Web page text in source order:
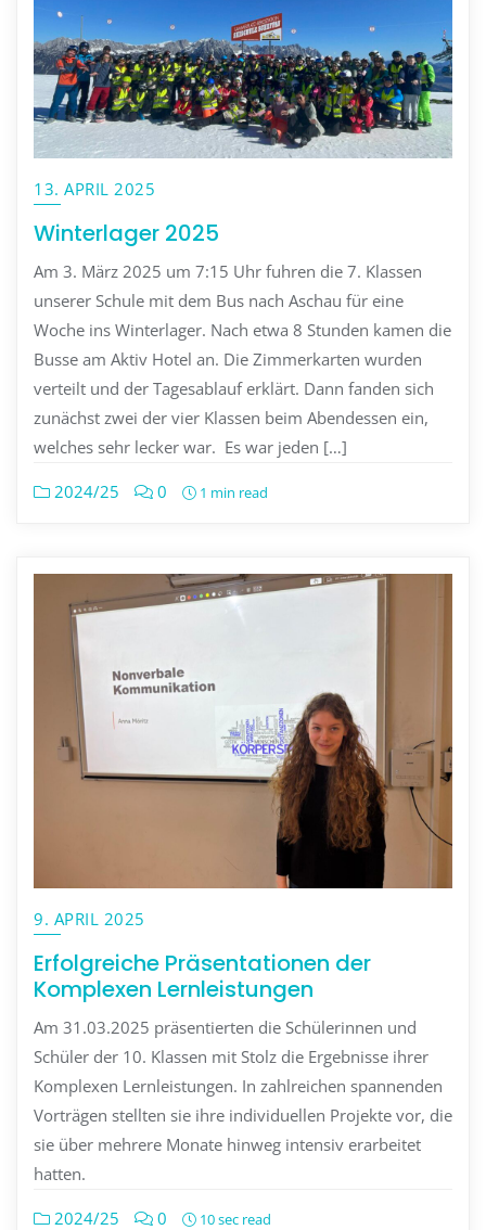
13. APRIL 2025
Winterlager 2025
Am 3. März 2025 um 7:15 Uhr fuhren die 7. Klassen
unserer Schule mit dem Bus nach Aschau für eine
Woche ins Winterlager. Nach etwa 8 Stunden kamen die
Busse am Aktiv Hotel an. Die Zimmerkarten wurden
verteilt und der Tagesablauf erklärt. Dann fanden sich
zunächst zwei der vier Klassen beim Abendessen ein,
welches sehr lecker war. Es war jeden […]
2024/25 0 1 min read
9. APRIL 2025
Erfolgreiche Präsentationen der
Komplexen Lernleistungen
Am 31.03.2025 präsentierten die Schülerinnen und
Schüler der 10. Klassen mit Stolz die Ergebnisse ihrer
Komplexen Lernleistungen. In zahlreichen spannenden
Vorträgen stellten sie ihre individuellen Projekte vor, die
sie über mehrere Monate hinweg intensiv erarbeitet
hatten.
2024/25 0 10 sec read